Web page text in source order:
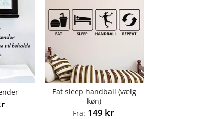
Eat sleep handball (vælg
køn)
Fra: 149 kr